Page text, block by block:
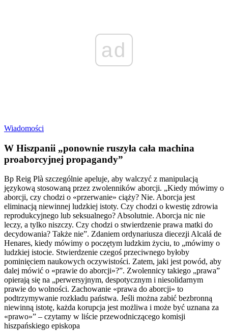
ad
Wiadomości
W Hiszpanii „ponownie ruszyła cała machina
proaborcyjnej propagandy”
Bp Reig Plà szczególnie apeluje, aby walczyć z manipulacją
językową stosowaną przez zwolenników aborcji. „Kiedy mówimy o
aborcji, czy chodzi o «przerwanie» ciąży? Nie. Aborcja jest
eliminacją niewinnej ludzkiej istoty. Czy chodzi o kwestię zdrowia
reprodukcyjnego lub seksualnego? Absolutnie. Aborcja nic nie
leczy, a tylko niszczy. Czy chodzi o stwierdzenie prawa matki do
decydowania? Także nie”. Zdaniem ordynariusza diecezji Alcalá de
Henares, kiedy mówimy o poczętym ludzkim życiu, to „mówimy o
ludzkiej istocie. Stwierdzenie czegoś przeciwnego byłoby
pominięciem naukowych oczywistości. Zatem, jaki jest powód, aby
dalej mówić o «prawie do aborcji»?”. Zwolennicy takiego „prawa”
opierają się na „perwersyjnym, despotycznym i niesolidarnym
prawie do wolności. Zachowanie «prawa do aborcji» to
podtrzymywanie rozkładu państwa. Jeśli można zabić bezbronną
niewinną istotę, każda korupcja jest możliwa i może być uznana za
«prawo»” – czytamy w liście przewodniczącego komisji
hiszpańskiego episkopa